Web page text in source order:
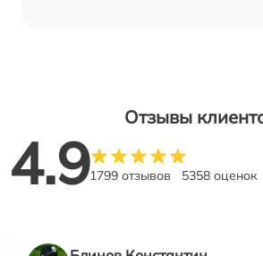
Отзывы
4.91799 отзывов 5358 оценок